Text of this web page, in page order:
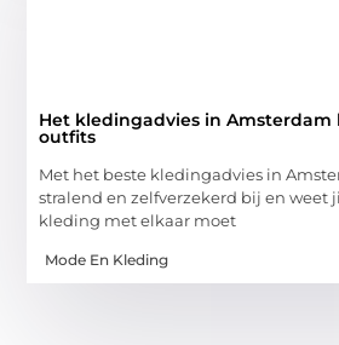
Het kledingadvies in
outfits
Met het beste kledingadvies in
stralend en zelfverzekerd bij en weet
kleding met elkaar moet
Mode En Kleding